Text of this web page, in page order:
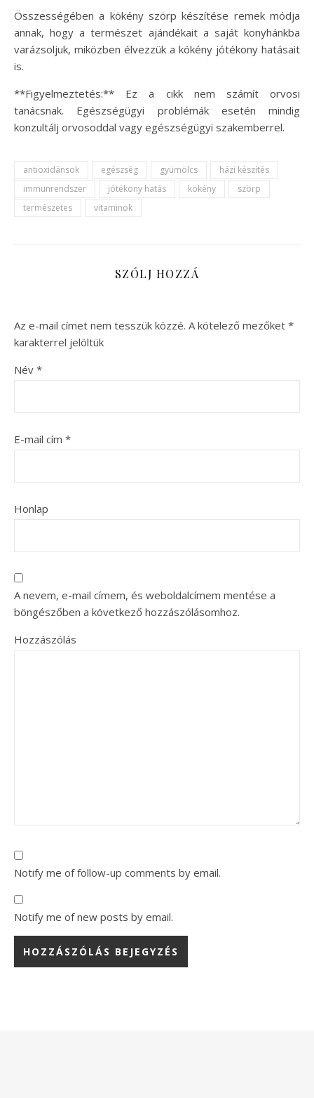
Összességében a kökény szörp készítése remek módja
annak, hogy a természet ajándékait a saját konyhánkba
varázsoljuk, miközben élvezzük a kökény jótékony hatásait
is.
**Figyelmeztetés:** Ez a cikk nem számít orvosi
tanácsnak. Egészségügyi problémák esetén mindig
konzultálj orvosoddal vagy egészségügyi szakemberrel.
antioxidánsok egészség gyümölcs
házi készítés
immunrendszer
jótékony hatás kökény
szörp
természetes
vitaminok
SZÓLJ HOZZÁ
Az e-mail címet nem tesszük közzé. A kötelező mezőket *
karakterrel jelöltük
Név *
E-mail cím *
Honlap
A nevem, e-mail címem, és weboldalcímem mentése a
böngészőben a következő hozzászólásomhoz.
Hozzászólás
Notify me of follow-up comments by email.
Notify me of new posts by email.